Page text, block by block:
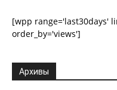
[wpp range='last30days'
order_by='views']
Архивы